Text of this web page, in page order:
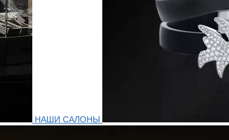
НАШИ САЛОНЫ